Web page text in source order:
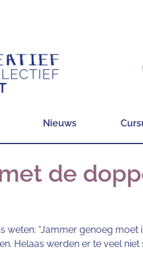
Nieuws
de
weten: “Jammer genoeg
Helaas werden er te veel